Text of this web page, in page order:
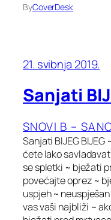
ByCoverDesk
21. svibnja 2019.
Sanjati
SNOVI B –
Sanjati BIJEG
ćete lako
se spletki ~ bježati
povećajte oprez ~
uspjeh ~
vas vaši najbliži ~